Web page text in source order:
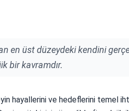
en üst düzeydeki kendini
bir kavramdır.
hayallerini ve hedeflerini temel